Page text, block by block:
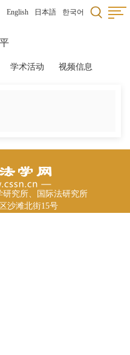
English 日本語 한국어
学术活动 视频信息
究所、国际法研究所
沙滩北街15号